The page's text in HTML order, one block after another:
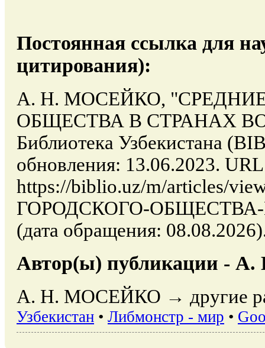
Постоянная ссылка для
цитирования):
А. Н. МОСЕЙКО,
ОБЩЕСТВА В СТРАНАХ
Библиотека Узбекистана
обновления: 13.06.2023.
https://biblio.uz/m/articles/
ГОРОДСКОГО-
(дата обращения:
Автор(ы) публикации -
А. Н. МОСЕЙКО → другие
Узбекистан • Либмонстр - мир •